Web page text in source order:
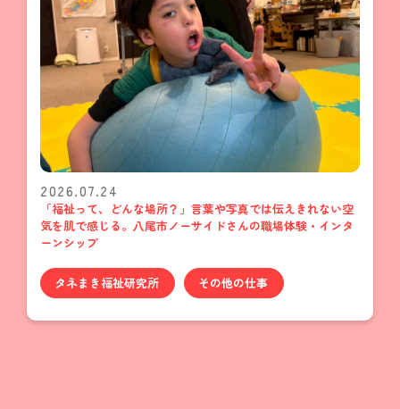
2026.07.24
「福祉って、どんな場所？」言葉や写真では伝えきれない空
気を肌で感じる。八尾市ノーサイドさんの職場体験・インタ
ーンシップ
タネまき福祉研究所 その他の仕事